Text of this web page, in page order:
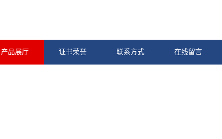
产品展厅 证书荣誉 联系方式 在线留言